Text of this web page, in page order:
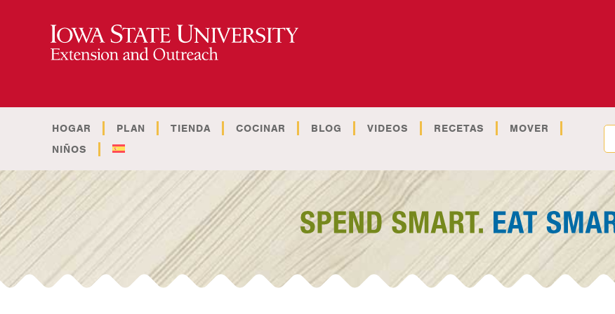
HOGAR PLAN TIENDA COCINAR BLOG VIDEOS RECETAS
MOVER
NIÑOS